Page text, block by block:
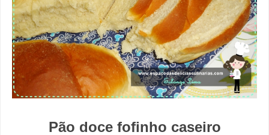
Pão doce fofinho caseiro